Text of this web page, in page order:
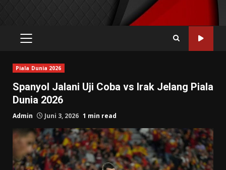
PRIMARY
Piala Dunia 2026
Spanyol Jalani Uji Coba vs Irak Jelang Piala
Dunia 2026
Admin Juni 3, 2026 1 min read